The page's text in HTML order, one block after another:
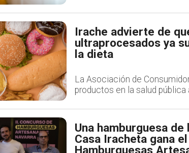
Irache advierte de
ultraprocesados ya
la dieta
La Asociación de
productos en la salud
Una hamburguesa
Casa Iracheta gana
Hamburguesas